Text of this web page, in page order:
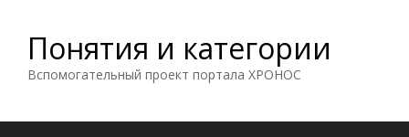
Понятия и категории
Вспомогательный проект портала ХРОНОС